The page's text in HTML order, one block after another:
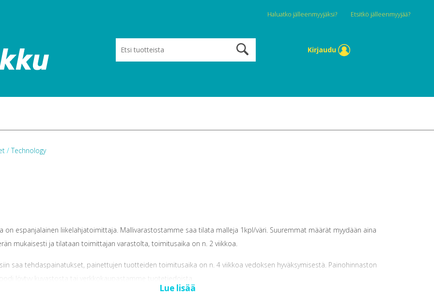
Haluatko jälleenmyyjäksi? Etsitkö jälleenmyyjää?
Kirjaudu
/Technology
on espanjalainen liikelahjatoimittaja. Mallivarastostamme saa tilata malleja 1kpl/väri. Suuremmat määrät myydään aina
mukaisesti ja tilataan toimittajan varastolta, toimitusaika on n. 2 viikkoa.
saa tehdaspainatukset, painettujen tuotteiden toimitusaika on n. 4 viikkoa vedoksen hyväksymisestä. Painohinnaston
löytyy kuvastosta tai verkkokaupastamme tuotetiedoista.
Lue lisää